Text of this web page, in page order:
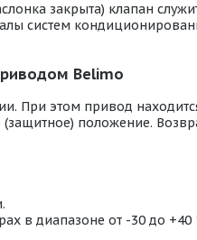
закрыта) клапан
систем
Belimo
При этом привод
положение.
в диапазоне от -30 до